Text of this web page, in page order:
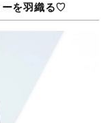
を羽織る♡